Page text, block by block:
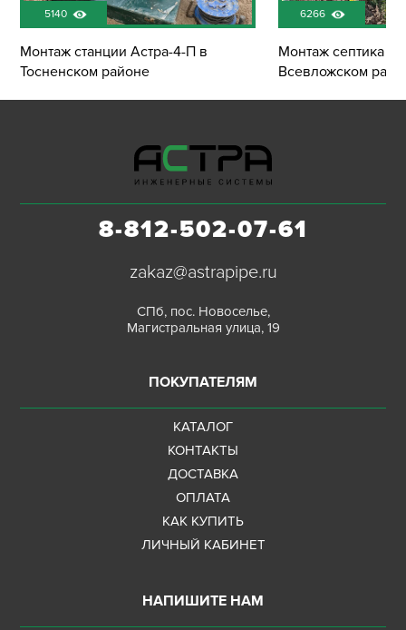
5140
Монтаж станции Астра-4-П в
Тосненском районе
6266
Монтаж септика
Всевложском
8-812-502-07-61
zakaz@astrapipe.ru
СПб, пос. Новоселье,
Магистральная улица, 19
ПОКУПАТЕЛЯМ
КАТАЛОГ
КОНТАКТЫ
ДОСТАВКА
ОПЛАТА
КАК КУПИТЬ
ЛИЧНЫЙ КАБИНЕТ
НАПИШИТЕ НАМ